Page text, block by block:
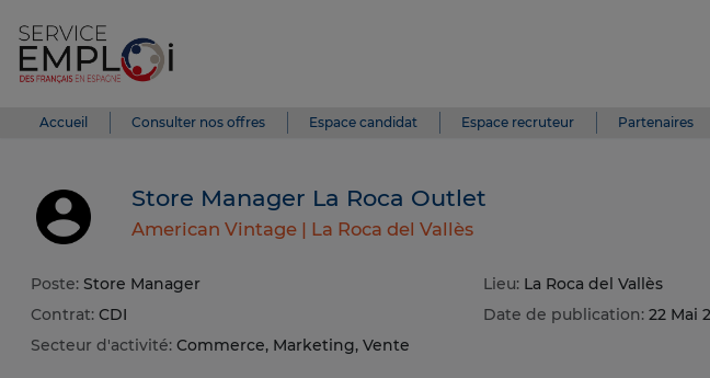
Accueil Consulter nos offres Espace candidat Espace recruteur Partenaires
Store Manager La Roca Outlet
American Vintage | La Roca del Vallès
Poste: Store Manager Lieu: La Roca del Vallès
Contrat: CDI Date de publication: 22 Mai
Secteur d'activité: Commerce, Marketing, Vente